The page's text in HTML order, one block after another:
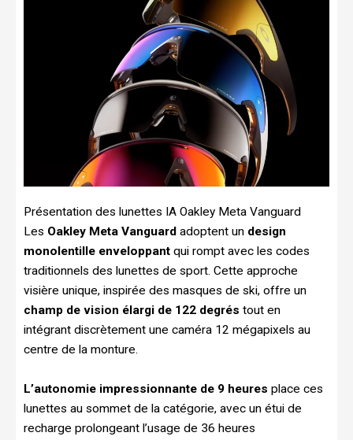
Présentation des lunettes IA Oakley Meta Vanguard
Les Oakley Meta Vanguard adoptent un design
monolentille enveloppant qui rompt avec les codes
traditionnels des lunettes de sport. Cette approche
visière unique, inspirée des masques de ski, offre un
champ de vision élargi de 122 degrés tout en
intégrant discrètement une caméra 12 mégapixels au
centre de la monture.
L’autonomie impressionnante de 9 heures place ces
lunettes au sommet de la catégorie, avec un étui de
recharge prolongeant l’usage de 36 heures